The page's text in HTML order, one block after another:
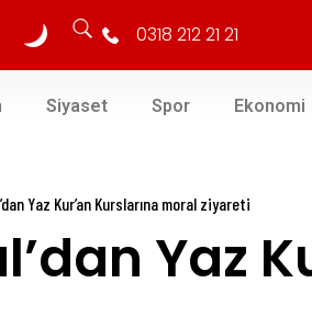
0318 212 21 21
Siyaset Spor Ekonomi
Yaz Kur’an Kurslarına moral ziyareti
Yaz